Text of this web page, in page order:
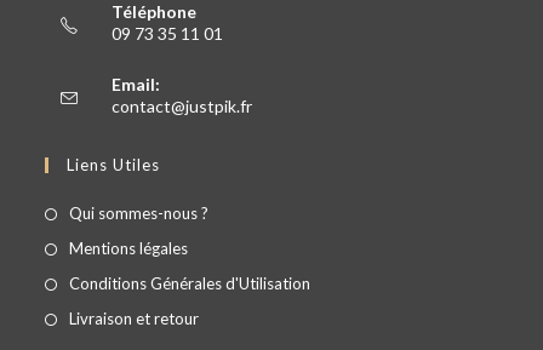
Téléphone
09 73 35 11 01
Email:
contact@justpik.fr
Liens Utiles
Qui sommes-nous ?
Mentions légales
Conditions Générales d'Utilisation
Livraison et retour